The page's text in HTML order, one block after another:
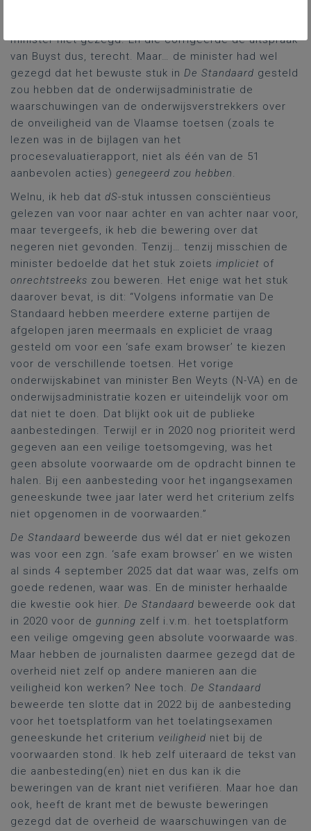
minister niet gezegd. En die corrigeerde de uitspraak
van Buyst dus, terecht. Maar… de minister had wel
gezegd dat het bewuste stuk in De Standaard gesteld
zou hebben dat de onderwijsadministratie de
waarschuwingen van de onderwijsverstrekkers over
de onveiligheid van de Vlaamse toetsen (zoals te
lezen was in de bijlagen van het
procesevaluatierapport, niet als één van de 51
aanbevolen acties) genegeerd zou hebben.
Welnu, ik heb dat dS-stuk intussen consciëntieus
gelezen van voor naar achter en van achter naar voor,
maar tevergeefs, ik heb die bewering over dat
negeren niet gevonden. Tenzij… tenzij misschien de
minister bedoelde dat het stuk zoiets impliciet of
onrechtstreeks zou beweren. Het enige wat het stuk
daarover bevat, is dit: “Volgens informatie van De
Standaard hebben meerdere externe partijen de
afgelopen jaren meermaals en expliciet de vraag
gesteld om voor een ‘safe exam browser’ te kiezen
voor de verschillende toetsen. Het vorige
onderwijskabinet van minister Ben Weyts (N-VA) en de
onderwijsadministratie kozen er uiteindelijk voor om
dat niet te doen. Dat blijkt ook uit de publieke
aanbestedingen. Terwijl er in 2020 nog prioriteit werd
gegeven aan een veilige toetsomgeving, was het
geen absolute voorwaarde om de opdracht binnen te
halen. Bij een aanbesteding voor het ingangsexamen
geneeskunde twee jaar later werd het criterium zelfs
niet opgenomen in de voorwaarden.”
De Standaard beweerde dus wél dat er niet gekozen
was voor een zgn. ‘safe exam browser’ en we wisten
al sinds 4 september 2025 dat dat waar was, zelfs om
goede redenen, waar was. En de minister herhaalde
die kwestie ook hier. De Standaard beweerde ook dat
in 2020 voor de gunning zelf i.v.m. het toetsplatform
een veilige omgeving geen absolute voorwaarde was.
Maar hebben de journalisten daarmee gezegd dat de
overheid niet zelf op andere manieren aan die
veiligheid kon werken? Nee toch. De Standaard
beweerde ten slotte dat in 2022 bij de aanbesteding
voor het toetsplatform van het toelatingsexamen
geneeskunde het criterium veiligheid niet bij de
voorwaarden stond. Ik heb zelf uiteraard de tekst van
die aanbesteding(en) niet en dus kan ik die
beweringen van de krant niet verifiëren. Maar hoe dan
ook, heeft de krant met de bewuste beweringen
gezegd dat de overheid de waarschuwingen van de